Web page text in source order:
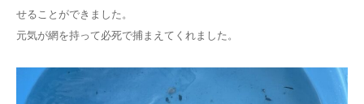
せることができました。
元気が網を持って必死で捕まえてくれました。